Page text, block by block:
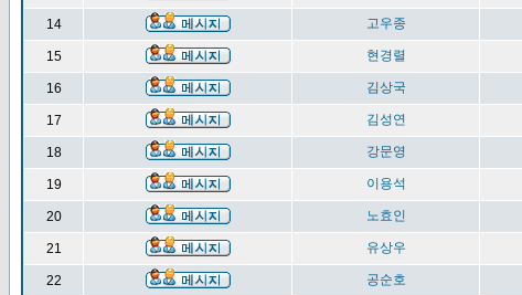
14 고우종
15 현경렬
16 김상국
17 김성연
18 강문영
19 이용석
20 노효인
21 유상우
22 공순호